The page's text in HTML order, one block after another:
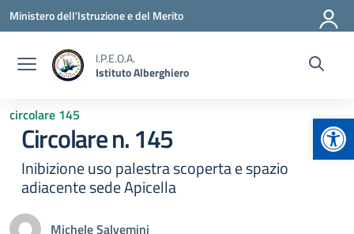
Vai ai contenuti
Vai al menu di navigazione
Vai al footer
Ministero dell'Istruzione e del Merito
I.P.E.O.A.
Istituto Alberghiero
circolare 145
Circolare n. 145
Inibizione uso palestra scoperta e spazio
adiacente sede Apicella
Michele Salvemini